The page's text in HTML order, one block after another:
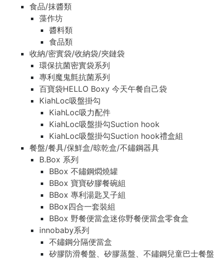
食品/抹醬類
藻作坊
醬料類
食品類
收納/密實袋/收納袋/夾鏈袋
環保抗菌密實袋系列
專利魔鬼氈抗菌系列
百寶袋HELLO Boxy 今天午餐自己袋
KiahLoc吸盤掛勾
KiahLoc吸力配件
KiahLoc吸盤掛勾Suction hook
KiahLoc吸盤掛勾Suction hook禮盒組
餐盤/餐具/保鮮盒/晾乾盒/不鏽鋼器具
B.Box 系列
BBox 不鏽鋼燜燒罐
BBox 寶寶矽膠餐碗組
BBox 專利湯匙叉子組
BBox四合一套裝組
BBox 野餐便當盒迷你野餐便當盒零食盒
innobaby系列
不鏽鋼分隔便當盒
矽膠防滑餐盤、矽膠蒸盤、不鏽鋼兒童巴士餐盤